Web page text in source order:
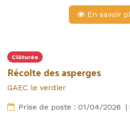
En savoir
Clôturée
Récolte des asperges
GAEC le verdier
Prise de poste : 01/04/2026 |